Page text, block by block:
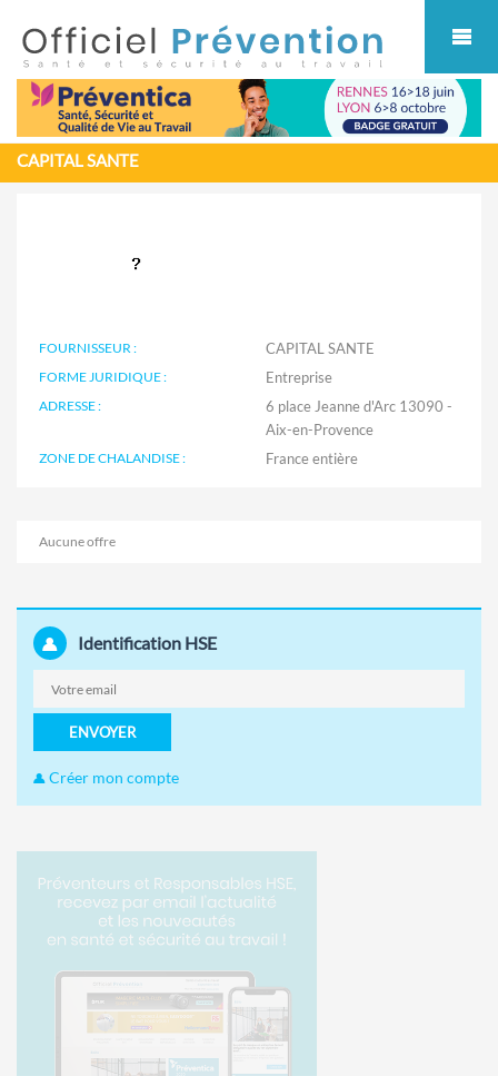
CAPITAL SANTE
FOURNISSEUR : CAPITAL SANTE
FORME JURIDIQUE : Entreprise
ADRESSE :
6 place Jeanne d'Arc 13090 -
Aix-en-Provence
ZONE DE CHALANDISE :
Aucune offre
Identification HSE
ENVOYER
Créer mon compte